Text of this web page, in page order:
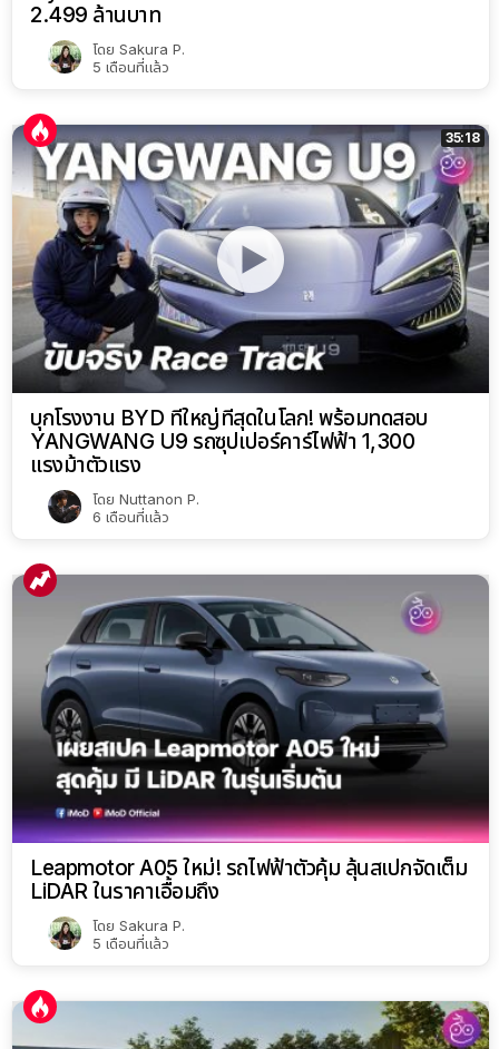
2.499 ล้านบาท
โดย Sakura P.
5 เดือนที่แล้ว
35:18
บุกโรงงาน BYD ที่ใหญ่ที่สุดในโลก! พร้อมทดสอบ
YANGWANG U9 รถซุปเปอร์คาร์ไฟฟ้า 1,300
แรงม้าตัวแรง
โดย Nuttanon P.
6 เดือนที่แล้ว
Leapmotor A05 ใหม่! รถไฟฟ้าตัวคุ้ม ลุ้นสเปกจัดเต็ม
LiDAR ในราคาเอื้อมถึง
โดย Sakura P.
5 เดือนที่แล้ว